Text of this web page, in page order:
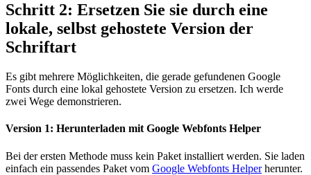
Schritt 2: Ersetzen Sie sie durch eine
lokale, selbst gehostete Version der
Schriftart
Es gibt mehrere Möglichkeiten, die gerade gefundenen Google
Fonts durch eine lokal gehostete Version zu ersetzen. Ich werde
zwei Wege demonstrieren.
Version 1: Herunterladen mit Google Webfonts Helper
Bei der ersten Methode muss kein Paket installiert werden. Sie laden
einfach ein passendes Paket vom Google Webfonts Helperherunter.